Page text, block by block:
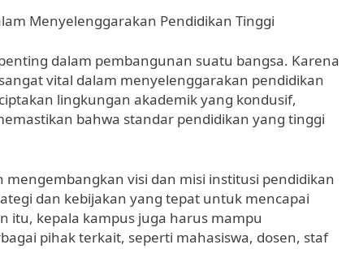
Menyelenggarakan Pendidikan Tinggi
dalam pembangunan suatu bangsa. Karena
vital dalam menyelenggarakan pendidikan
lingkungan akademik yang kondusif,
bahwa standar pendidikan yang tinggi
visi dan misi institusi pendidikan
dan kebijakan yang tepat untuk mencapai
itu, kepala kampus juga harus mampu
pihak terkait, seperti mahasiswa, dosen, staf